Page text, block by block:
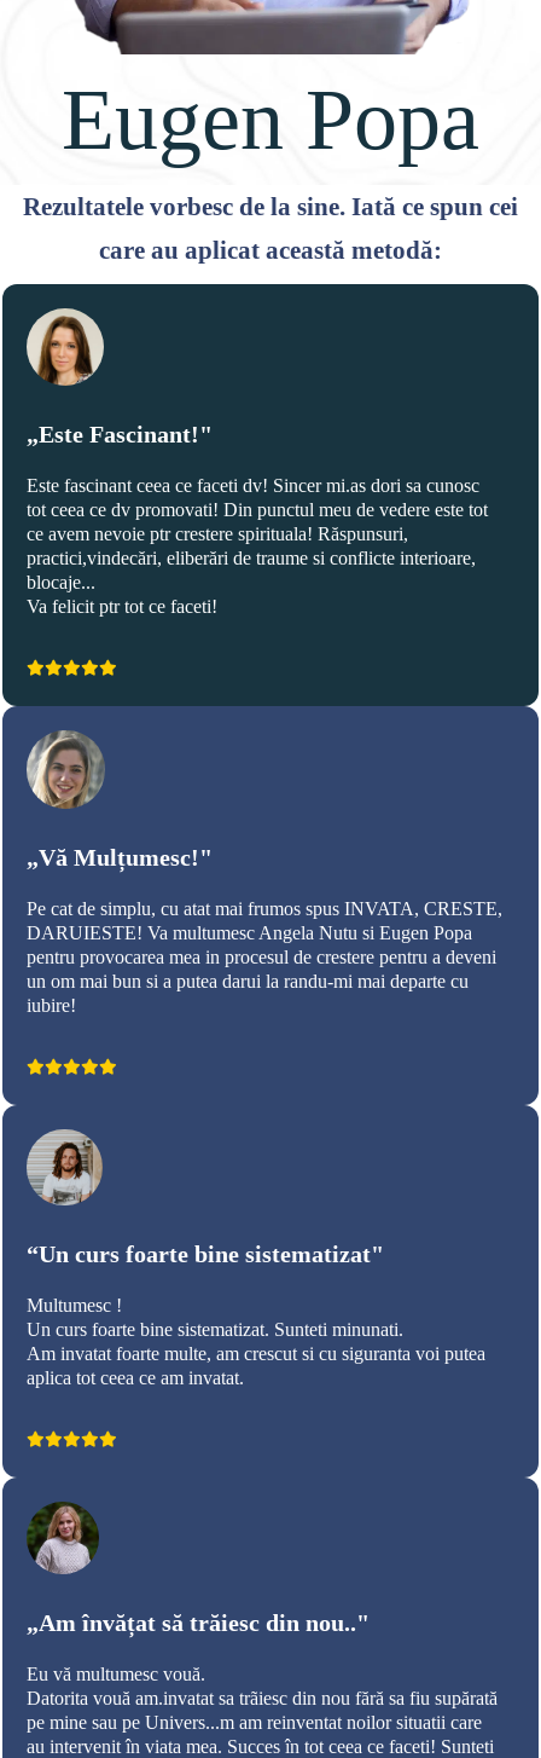
Eugen Popa
Rezultatele vorbesc de la sine. Iată ce spun cei
care au aplicat această metodă:
„Este Fascinant!"
Este fascinant ceea ce faceti dv! Sincer mi.as dori sa cunosc
tot ceea ce dv promovati! Din punctul meu de vedere este tot
ce avem nevoie ptr crestere spirituala! Răspunsuri,
practici,vindecări, eliberări de traume si conflicte interioare,
blocaje...
Va felicit ptr tot ce faceti!
„Vă Mulțumesc!"
Pe cat de simplu, cu atat mai frumos spus INVATA, CRESTE,
DARUIESTE! Va multumesc Angela Nutu si Eugen Popa
pentru provocarea mea in procesul de crestere pentru a deveni
un om mai bun si a putea darui la randu-mi mai departe cu
iubire!
“Un curs foarte bine sistematizat"
Multumesc !
Un curs foarte bine sistematizat. Sunteti minunati.
Am invatat foarte multe, am crescut si cu siguranta voi putea
aplica tot ceea ce am invatat.
„Am învățat să trăiesc din nou.."
Eu vă multumesc vouă.
Datorita vouă am.invatat sa trãiesc din nou fără sa fiu supărată
pe mine sau pe Univers...m am reinventat noilor situatii care
au intervenit în viata mea. Succes în tot ceea ce faceti! Sunteti